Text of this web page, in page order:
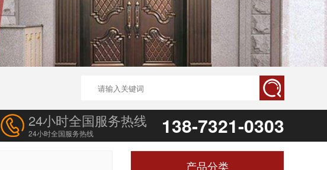
24小时全国服务热线
24小时全国服务热线 138-7321-0303
产品分类